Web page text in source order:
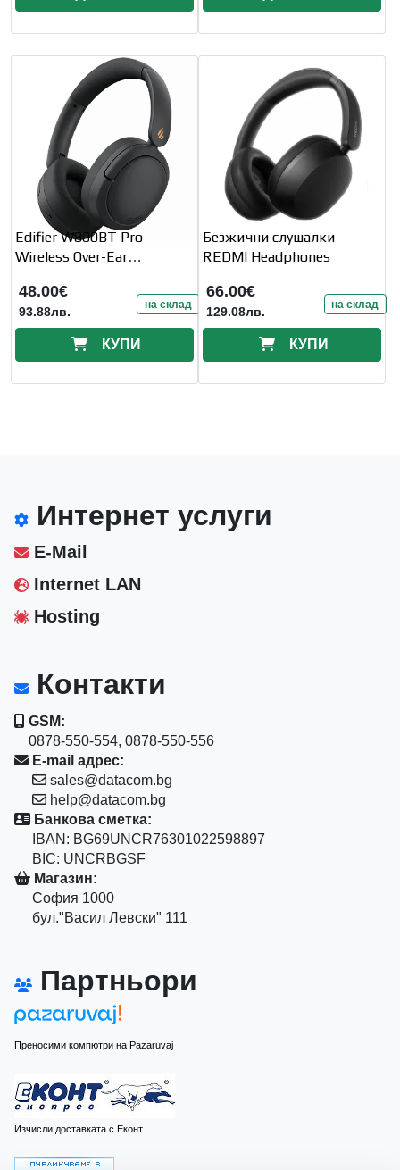
Edifier W800BT Pro
Wireless Over-Ear
Headphones
48.00€
93.88лв. на склад
КУПИ
Безжични слушалки
REDMI Headphones
66.00€
129.08лв. на склад
КУПИ
Интернет услуги
E-Mail
Internet LAN
Hosting
Контакти
GSM:
0878-550-554, 0878-550-556
E-mail адрес:
sales@datacom.bg
help@datacom.bg
Банкова сметка:
IBAN: BG69UNCR76301022598897
BIC: UNCRBGSF
Магазин:
София 1000
бул."Васил Левски" 111
Партньори
Преносими компютри на Pazaruvaj
Изчисли доставката с Еконт